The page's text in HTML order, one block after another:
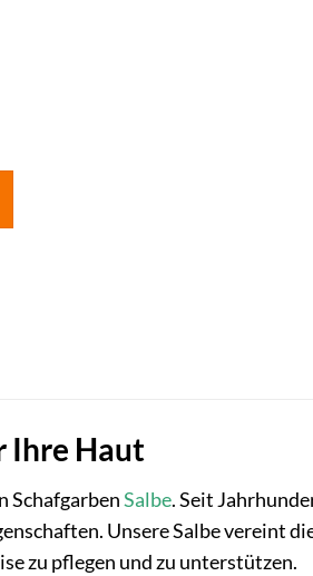
Ihre Haut
SchafgarbenSalbe. Seit
Unsere Salbe vereint
zu pflegen und zu unterstützen.